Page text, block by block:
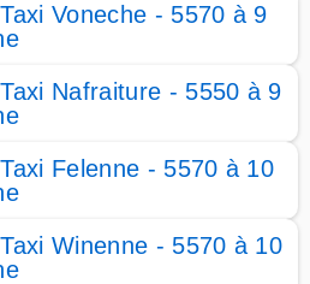
Voneche - 5570 à 9
Nafraiture - 5550 à 9
Felenne - 5570 à 10
Winenne - 5570 à 10